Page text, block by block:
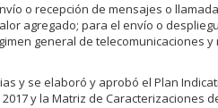
o recepción de mensajes o
agregado; para el envío o
general de telecomunicaciones
y se elaboró y aprobó el Plan
y la Matriz de Caracterizaciones